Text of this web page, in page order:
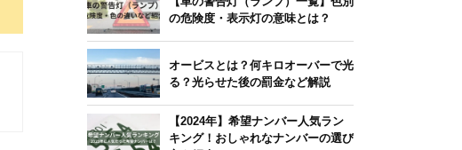
の危険度・表示灯の意味とは？
オービスとは？何キロオーバーで光
る？光らせた後の罰金など解説
【2024年】希望ナンバー人気ラン
キング！おしゃれなナンバーの選び